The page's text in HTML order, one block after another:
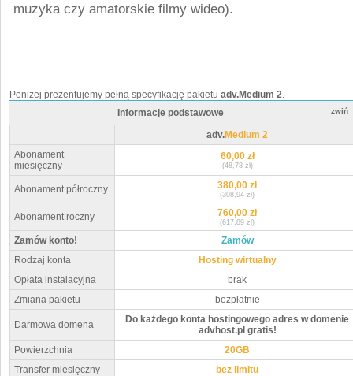
muzyka czy amatorskie filmy wideo).
Poniżej prezentujemy pełną specyfikację pakietu adv.Medium 2.
Informacje podstawowe
zwiń
adv.Medium 2
Abonament
miesięczny
60,00 zł
(48,78 zł)
Abonament półroczny 380,00 zł
(308,94 zł)
Abonament roczny 760,00 zł
(617,89 zł)
Zamów konto!
Zamów
Rodzaj konta
Hosting wirtualny
Opłata instalacyjna
brak
Zmiana pakietu
bezpłatnie
Darmowa domena
Do każdego konta hostingowego adres w domenie
advhost.pl gratis!
Powierzchnia
20GB
Transfer miesięczny
bez limitu